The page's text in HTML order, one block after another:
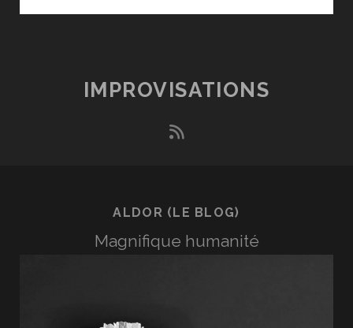
IMPROVISATIONS
rss
ALDOR (LE BLOG)
Magnifique humanité